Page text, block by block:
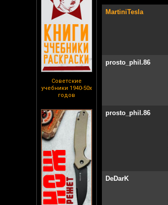
Советские
учебники 1940-50х
годов
MartiniTesla
prosto_phil.86
prosto_phil.86
DeDarK